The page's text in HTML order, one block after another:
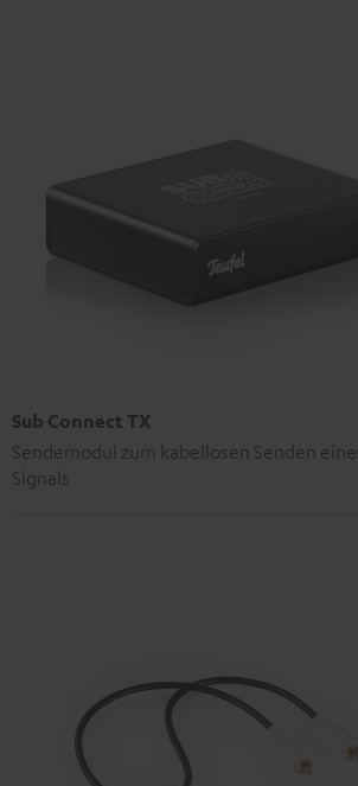
Sub Connect TX
Sendemodul zum kabellosen Senden
Signals